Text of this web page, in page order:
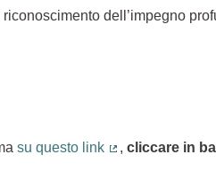
dell’impegno
su questo link
, cliccare in